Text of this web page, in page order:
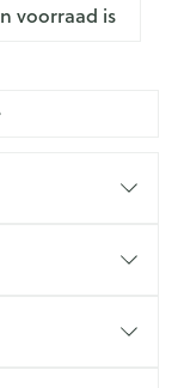
voorraad is